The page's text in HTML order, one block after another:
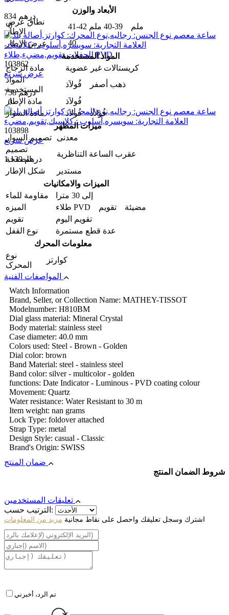
834 درهم
0
103862
عرض سريع
758 درهم
0
103898
عرض سريع
1,139 درهم
الأبعاد والوزن
نطاق عرض
الإطار
41-42 ملم 39-40 ملم
عرض الإطار
40
المواد المستخدمة
مادة الزجاج
كريستالات غير عضوية
المواد
المستخدمة
ذهب أصفر فُولاَذ
مادة الإطار
فُولاَذ
مادة السوار
فُولاَذ فُولاَذ
ميزات المظهر
تصمیم السوار
معدنی
تصميم
الصفحة
عقرب الساعة التناظرية
شكل الإطار
مستدير
الميزات والامکانیات
مقاومة للماء
إلى 30 مترا
المیزه
طلاء PVD مضيئة تقويم
تقويم
تقویم الیوم
نوع القفل
عدة قطع مستمرة
معلومات المحرك
نوع
المحرک
كوارتز
Watch Information
Brand, Seller, or Collection Name: MATHEY-TISSOT
Modelnumber: H810BM
Dial glass material: Mineral Crystal
Body material: stainless steel
Case diameter: 40.0 mm
Colors used: Steel - Brown - Golden
Dial color: brown
Band Material: steel - stainless steel
Band color: silver - multicolor - golden
functions: Date Indicator - Luminous - PVD coating colour
Movement: Quartz
Water resistance: Water Resistant to 30 m
Item weight: nan grams
Lock Type: foldover attached
Strap Type: metal
Design Style: casual - Classic
Brand's Origin: SWISS
شروط الضمان المنتج
الترتيب حسب:
اشترك وسجل تعليقك واحصل على نقاط مجانية مزيد من المعلومات
تم الرد، أخبرني